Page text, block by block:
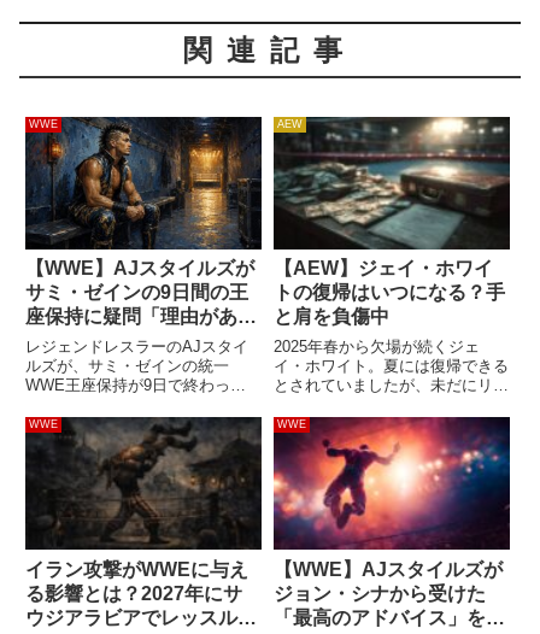
関連記事
WWE
【WWE】AJスタイルズが
サミ・ゼインの9日間の王
座保持に疑問「理由がある
と願う」
レジェンドレスラーのAJスタイ
ルズが、サミ・ゼインの統一
WWE王座保持が9日で終わった
で、王座陥落をきっかけに別のキ
ャラクターへ変わる可能性がある
として、結論を急がず物語を見守
るよう呼びかけています。サミ
は、サウ...
AEW
【AEW】ジェイ・ホワイ
トの復帰はいつになる？手
と肩を負傷中
2025年春から欠場が続くジェ
イ・ホワイト。夏には復帰できる
とされていましたが、未だにリン
2023年のAEW入団後、彼は度重
なる怪我により満足な活動ができ
ていません。トニー・カーン社長
は彼を高く評価し、トップス...
WWE
イラン攻撃がWWEに与え
る影響とは？2027年にサ
ウジアラビアでレッスルマ
WWE
【WWE】AJスタイルズが
ジョン・シナから受けた
「最高のアドバイス」を明